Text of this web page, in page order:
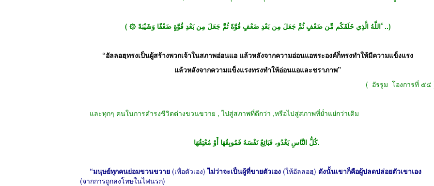
( ۞ اللَّهُ الَّذِي خَلَقَكُم مِّن ضَعْفٍ ثُمَّ جَعَلَ مِن بَعْدِ ضَعْفٍ قُوَّةً ثُمَّ جَعَلَ مِن بَعْدِ قُوَّةٍ ضَعْفًا وَشَيْبَةً ۚ ..)
“อัลลอฮฺทรงเป็นผู้สร้างพวกเจ้าในสภาพอ่อนแอ แล้วหลังจากความอ่อนแอพระองค์ก็ทรงทำให้มีความแข็งแรง
แล้วหลังจากความแข็งแรงทรงทำให้อ่อนแอและชราภาพ”
( อัรรูม โองการที่ ๕๔
และทุกๆ คนในการดำรงชีวิตต่างขวนขวาย ,ไปสู่สภาพที่ดีกว่า ,หรือไปสู่สภาพที่ย่ำแย่กว่าเดิม
كُلُّ النَّاسِ يَغْدُو، فَبَائِعٌ نَفْسَهُ فَمُوبِقُهَا أَوْ مُعْتِقُهَا.
“มนุษย์ทุกคนย่อมขวนขวาย (เพื่อตัวเอง)ไม่ว่าจะเป็นผู้ที่ขายตัวเอง (ให้อัลลอฮฺ) ดังนั้นเขาก็คือผู้ปลดปล่อยตัวเขาเอง
(จากการถูกลงโทษในไฟนรก)